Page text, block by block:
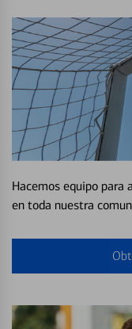
Hacemos equipo para
en toda nuestra